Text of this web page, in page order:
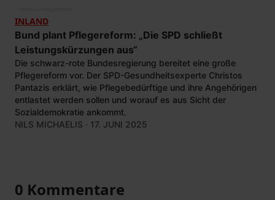
INLAND
Bund plant Pflegereform: „Die SPD schließt
Leistungskürzungen aus“
Die schwarz-rote Bundesregierung bereitet eine große
Pflegereform vor. Der SPD-Gesundheitsexperte Christos
Pantazis erklärt, wie Pflegebedürftige und ihre Angehörigen
entlastet werden sollen und worauf es aus Sicht der
Sozialdemokratie ankommt.
NILS MICHAELIS · 17. JUNI 2025
0 Kommentare